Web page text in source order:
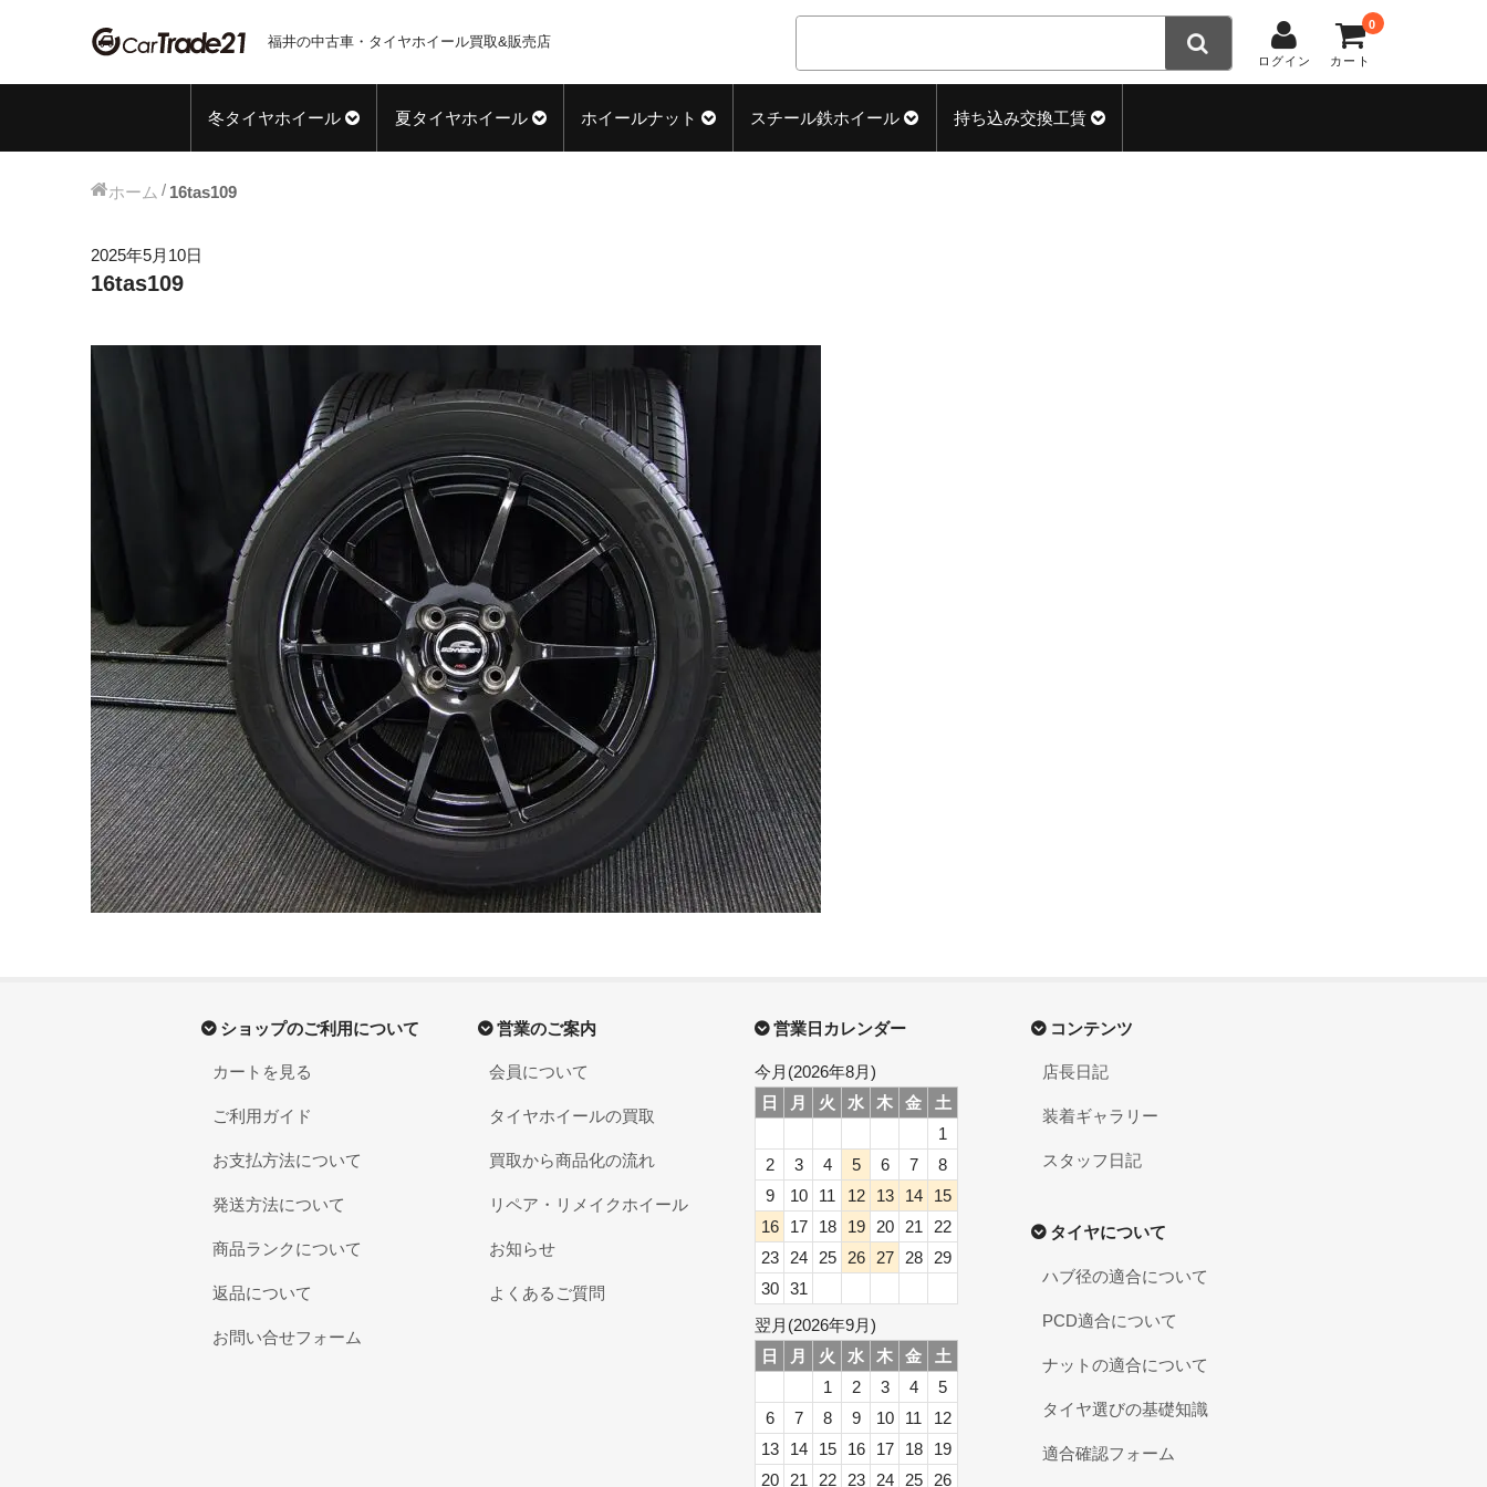
福井の中古車・タイヤホイール買取&販売店
ログイン カート
0
冬タイヤホイール 夏タイヤホイール ホイールナット スチール鉄ホイール 持ち込み交換工賃
ホーム 16tas109
2025年5月10日
16tas109
ショップのご利用について
カートを見る
ご利用ガイド
お支払方法について
発送方法について
商品ランクについて
返品について
お問い合せフォーム
営業のご案内
会員について
タイヤホイールの買取
買取から商品化の流れ
リペア・リメイクホイール
お知らせ
よくあるご質問
コンテンツ
店長日記
装着ギャラリー
スタッフ日記
タイヤについて
ハブ径の適合について
PCD適合について
ナットの適合について
タイヤ選びの基礎知識
適合確認フォーム
営業日カレンダー
今月(2026年8月)
日
月 火 水 木 金
土
1
2
3 4 5 6 7
8
9
10 11 12 13 14
15
16
17 18 19 20 21
22
23
24 25 26 27 28
29
30
31
翌月(2026年9月)
日
月 火 水 木 金
土
1
2 3 4
5
6
7 8 9 10 11
12
13
14 15 16 17 18
19
20
21 22 23 24 25 26